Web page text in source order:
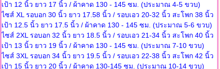
เป้า 12 นิ้ว ยาว 17 นิ้ว / ผ้าคาด 130 - 145 ซม. (ประมาณ 4-5 ขวบ)
ไซส์ XL รอบอก 30 นิ้ว ยาว 17.58 นิ้ว / รอบเอว 20-32 นิ้ว สะโพก 38 นิ้ว
เป้า 12.5 นิ้ว ยาว 17.5 นิ้ว / ผ้าคาด 130 - 145 ซม. (ประมาณ 5-6 ขวบ)
ไซส์ 2XL รอบอก 32 นิ้ว ยาว 18.5 นิ้ว / รอบเอว 21-34 นิ้ว สะโพก 40 นิ้ว
เป้า 13 นิ้ว ยาว 19 นิ้ว / ผ้าคาด 130 - 145 ซม. (ประมาณ 7-10 ขวบ)
ไซส์ 3XL รอบอก 34 นิ้ว ยาว 19.5 นิ้ว / รอบเอว 22-38 นิ้ว สะโพก 42 นิ้ว
เป้า 15 นิ้ว ยาว 20 นิ้ว / ผ้าคาด 130-145 ซม. (ประมาณ 10-14 ขวบ)